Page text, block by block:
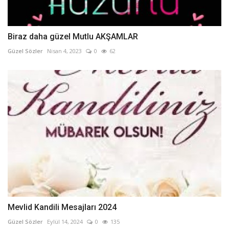
Biraz daha güzel Mutlu AKŞAMLAR
Güzel Sözler Nisan 4, 2023 0 62
Mevlid Kandili Mesajları 2024
Güzel Sözler Eylül 14, 2024 0 135